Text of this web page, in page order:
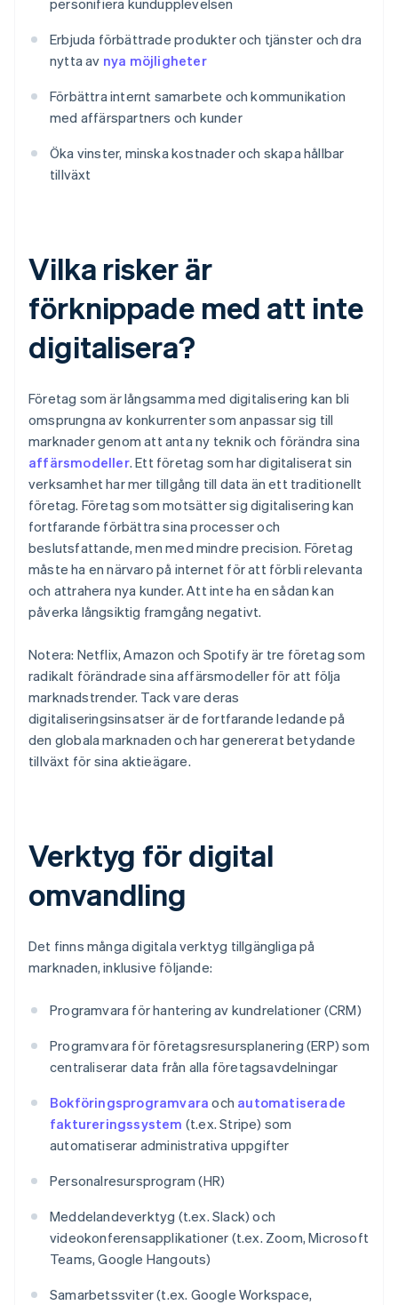
personifiera kundupplevelsen
Erbjuda förbättrade produkter och tjänster och dra
nytta av nya möjligheter
Förbättra internt samarbete och kommunikation
med affärspartners och kunder
Öka vinster, minska kostnader och skapa hållbar
tillväxt
Vilka risker är
förknippade med att inte
digitalisera?
Företag som är långsamma med digitalisering kan bli
omsprungna av konkurrenter som anpassar sig till
marknader genom att anta ny teknik och förändra sina
affärsmodeller. Ett företag som har digitaliserat sin
verksamhet har mer tillgång till data än ett traditionellt
företag. Företag som motsätter sig digitalisering kan
fortfarande förbättra sina processer och
beslutsfattande, men med mindre precision. Företag
måste ha en närvaro på internet för att förbli relevanta
och attrahera nya kunder. Att inte ha en sådan kan
påverka långsiktig framgång negativt.
Notera: Netflix, Amazon och Spotify är tre företag som
radikalt förändrade sina affärsmodeller för att följa
marknadstrender. Tack vare deras
digitaliseringsinsatser är de fortfarande ledande på
den globala marknaden och har genererat betydande
tillväxt för sina aktieägare.
Verktyg för digital
omvandling
Det finns många digitala verktyg tillgängliga på
marknaden, inklusive följande:
Programvara för hantering av kundrelationer (CRM)
Programvara för företagsresursplanering (ERP) som
centraliserar data från alla företagsavdelningar
Bokföringsprogramvara och automatiserade
faktureringssystem (t.ex. Stripe) som
automatiserar administrativa uppgifter
Personalresursprogram (HR)
Meddelandeverktyg (t.ex. Slack) och
videokonferensapplikationer (t.ex. Zoom, Microsoft
Teams, Google Hangouts)
Samarbetssviter (t.ex. Google Workspace,